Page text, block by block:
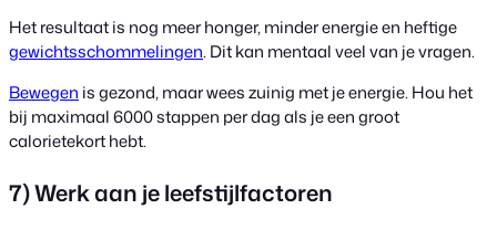
Het resultaat is nog meer honger, minder energie en heftige
gewichtsschommelingen. Dit kan mentaal veel van je vragen.
Bewegen is gezond, maar wees zuinig met je energie. Hou het
bij maximaal 6000 stappen per dag als je een groot
calorietekort hebt.
7) Werk aan je leefstijlfactoren